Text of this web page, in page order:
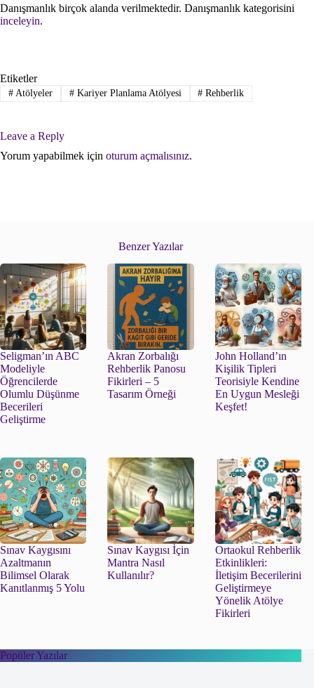
Danışmanlık birçok alanda verilmektedir. Danışmanlık kategorisini
inceleyin.
Etiketler
#Atölyeler #Kariyer Planlama Atölyesi # Rehberlik
Leave a Reply
Yorum yapabilmek için oturum açmalısınız.
Benzer Yazılar
Seligman’ın ABC
Modeliyle
Öğrencilerde
Olumlu Düşünme
Becerileri
Geliştirme
Akran Zorbalığı
Rehberlik Panosu
Fikirleri – 5
Tasarım Örneği
John Holland’ın
Kişilik Tipleri
Teorisiyle Kendine
En Uygun Mesleği
Keşfet!
Sınav Kaygısını
Azaltmanın
Bilimsel Olarak
Kanıtlanmış 5 Yolu
Sınav Kaygısı İçin
Mantra Nasıl
Kullanılır?
Ortaokul Rehberlik
Etkinlikleri:
İletişim Becerilerini
Geliştirmeye
Yönelik Atölye
Fikirleri
Popüler Yazılar